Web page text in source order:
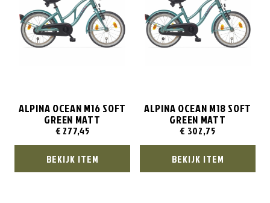
ALPINA OCEAN M16 SOFT
GREEN MATT
€ 277,45
BEKIJK ITEM
ALPINA OCEAN M18 SOFT
GREEN MATT
€ 302,75
BEKIJK ITEM